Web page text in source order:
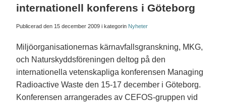
internationell konferens i Göteborg
Publicerad den 15 december 2009 i kategorin Nyheter
Miljöorganisationernas kärnavfallsgranskning, MKG,
och Naturskyddsföreningen deltog på den
internationella vetenskapliga konferensen Managing
Radioactive Waste den 15-17 december i Göteborg.
Konferensen arrangerades av CEFOS-gruppen vid